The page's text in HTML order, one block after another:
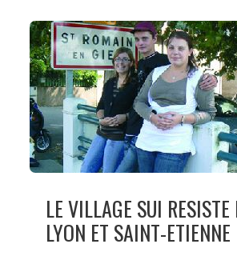
LE VILLAGE SUI RESISTE
LYON ET SAINT-ETIENNE